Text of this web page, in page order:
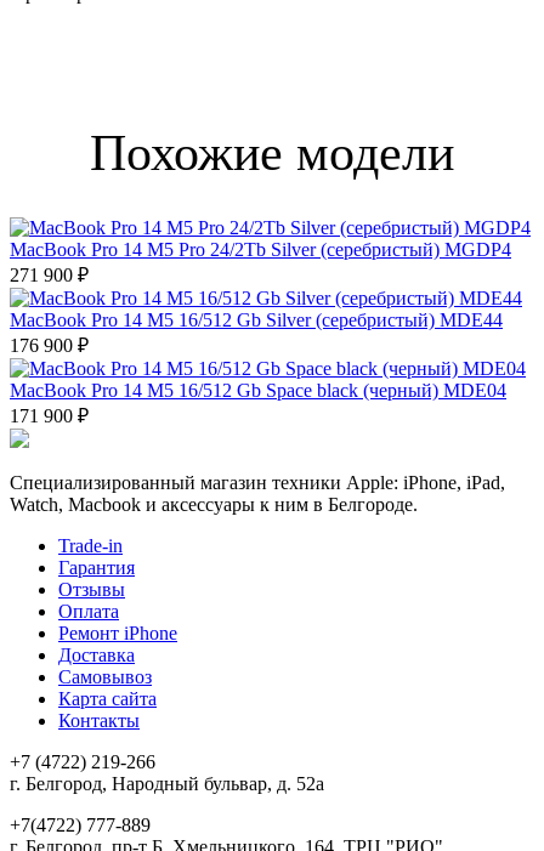
Похожие модели
MacBook Pro 14 M5 Pro 24/2Tb Silver (серебристый) MGDP4
271 900 ₽
MacBook Pro 14 M5 16/512 Gb Silver (серебристый) MDE44
176 900 ₽
MacBook Pro 14 M5 16/512 Gb Space black (черный) MDE04
171 900 ₽
Специализированный магазин техники Apple: iPhone, iPad,
Watch, Macbook и аксессуары к ним в Белгороде.
Trade-in
Гарантия
Отзывы
Оплата
Ремонт iPhone
Доставка
Самовывоз
Карта сайта
Контакты
+7 (4722) 219-266
г. Белгород, Народный бульвар, д. 52а
+7(4722) 777-889
г. Белгород, пр-т Б. Хмельницкого, 164, ТРЦ "РИО"